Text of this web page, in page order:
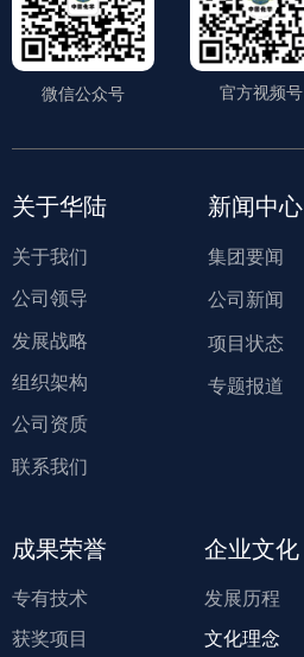
微信公众号 官方视频号
关于华陆
关于我们
公司领导
发展战略
组织架构
公司资质
联系我们
新闻中心
集团要闻
公司新闻
项目状态
专题报道
成果荣誉
专有技术
获奖项目
企业文化
发展历程
文化理念